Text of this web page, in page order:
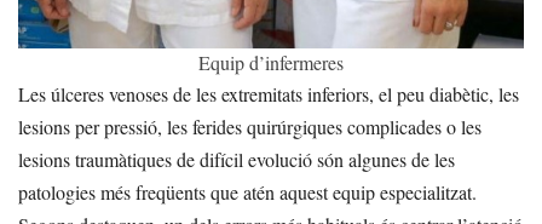
Equip d’infermeres
Les úlceres venoses de les extremitats inferiors, el peu diabètic, les
lesions per pressió, les ferides quirúrgiques complicades o les
lesions traumàtiques de difícil evolució són algunes de les
patologies més freqüents que atén aquest equip especialitzat.